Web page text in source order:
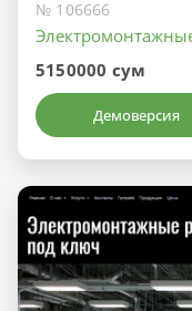
№ 106666
5150000 сум
Демоверсия